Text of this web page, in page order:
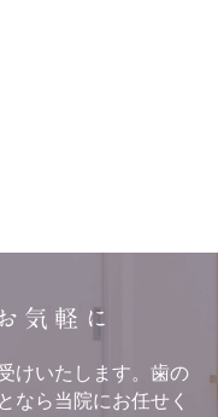
気軽に
けいたします。歯の
なら当院にお任せく